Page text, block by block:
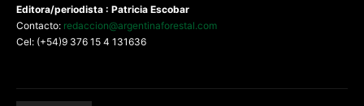
Editora/periodista : Patricia Escobar
Contacto: redaccion@argentinaforestal.com
Cel: (+54)9 376 15 4 131636